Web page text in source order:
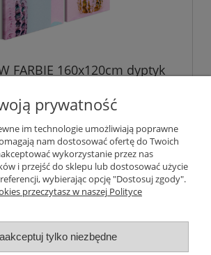
FARBIE 160x120cm dyptyk
418,00 zł
o dostępności
prywatność
im technologie umożliwiają poprawne
nam dostosować ofertę do Twoich
wykorzystanie przez nas
i przejść do sklepu lub dostosować użycie
wybierając opcję "Dostosuj zgody".
przeczytasz w naszej Polityce
tylko niezbędne